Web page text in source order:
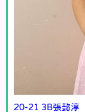
20-21 3B張懿淳